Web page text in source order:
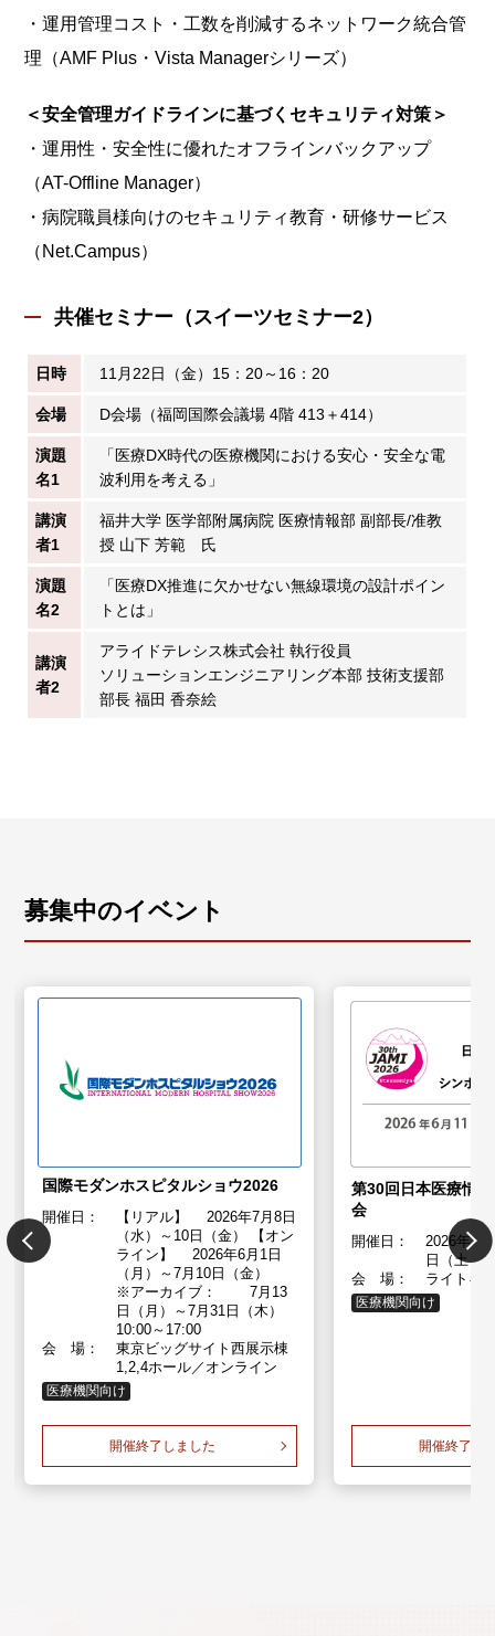
・運用管理コスト・工数を削減するネットワーク統合管
理（AMF Plus・Vista Managerシリーズ）
＜安全管理ガイドラインに基づくセキュリティ対策＞
・運用性・安全性に優れたオフラインバックアップ
（AT-Offline Manager）
・病院職員様向けのセキュリティ教育・研修サービス
（Net.Campus）
共催セミナー（スイーツセミナー2）
日時 11月22日（金）15：20～16：20
会場 D会場（福岡国際会議場 4階 413＋414）
演題
名1
「医療DX時代の医療機関における安心・安全な電
波利用を考える」
講演
者1
福井大学 医学部附属病院 医療情報部 副部長/准教
授 山下 芳範 氏
演題
名2
「医療DX推進に欠かせない無線環境の設計ポイン
トとは」
講演
者2
アライドテレシス株式会社 執行役員
ソリューションエンジニアリング本部 技術支援部
部長 福田 香奈絵
募集中のイベント
国際モダンホスピタルショウ2026
開催日：
【リアル】 2026年7月8日
（水）～10日（金） 【オン
ライン】 2026年6月1日
（月）～7月10日（金）
※アーカイブ： 7月13
日（月）～7月31日（木）
10:00～17:00
会 場：
東京ビッグサイト西展示棟
1,2,4ホール／オンライン
医療機関向け
開催終了しました
第30回日本医療情
会
開催日：
2026年６
日（土）
会 場：
ライトキ
医療機関向け
開催終了し